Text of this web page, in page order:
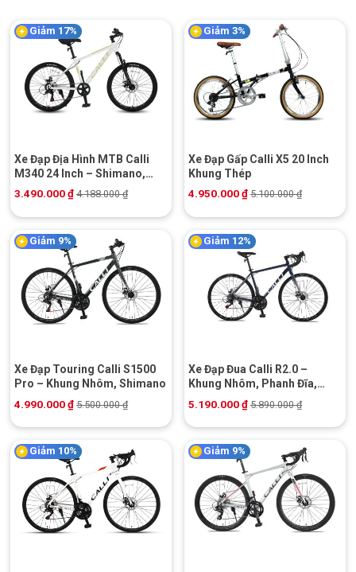
Giảm 17%
Xe Đạp Địa Hình MTB Calli
M340 24 Inch – Shimano,
Phanh đĩa cơ
3.490.000₫ 4.188.000₫
Giảm 3%
Xe Đạp Gấp Calli X5 20 Inch
Khung Thép
4.950.000₫ 5.100.000₫
Giảm 9%
Xe Đạp Touring Calli S1500
Pro – Khung Nhôm, Shimano
4.990.000₫ 5.500.000₫
Giảm 12%
Xe Đạp Đua Calli R2.0 –
Khung Nhôm, Phanh Đĩa,
Shimano
5.190.000₫ 5.890.000₫
Giảm 10% Giảm 9%